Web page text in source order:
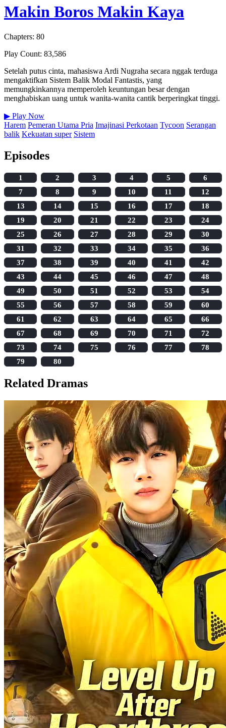
Makin Boros Makin Kaya
Chapters: 80
Play Count: 83,586
Setelah putus cinta, mahasiswa Ardi Nugraha secara nggak terduga
mengaktifkan Sistem Balik Modal Fantastis, yang
memungkinkannya memperoleh keuntungan besar dengan
menghabiskan uang untuk wanita-wanita cantik berperingkat tinggi.
▶ Play Now
Harem Pemeran Utama Pria Imajinasi Perkotaan Tycoon Serangan
balik Kekuatan super Sistem
Episodes
1 2 3 4 5
6
7
8 9 10 11
12
13
14 15 16 17
18
19
20 21 22 23
24
25
26 27 28 29
30
31
32 33 34 35
36
37
38 39 40 41
42
43
44 45 46 47
48
49
50 51 52 53
54
55
56 57 58 59
60
61
62 63 64 65
66
67
68 69 70 71
72
73
74 75 76 77
78
79
80
Related Dramas